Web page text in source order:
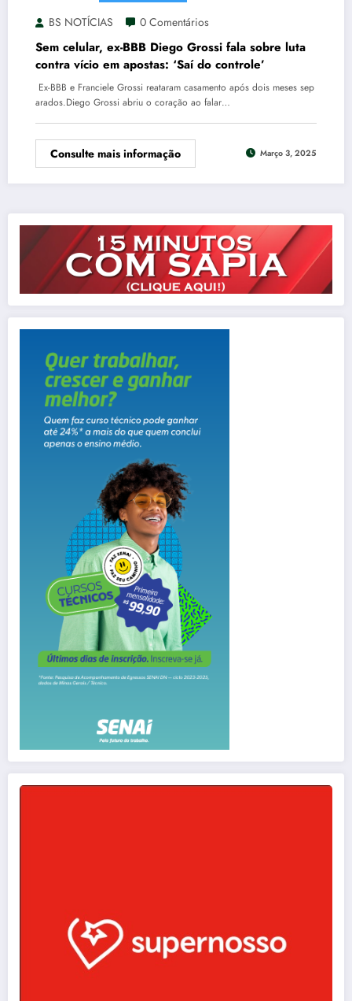
BS NOTÍCIAS 0 Comentários
Sem celular, ex-BBB Diego Grossi fala sobre luta
contra vício em apostas: ‘Saí do controle’
Ex-BBB e Franciele Grossi reataram casamento após dois meses sep
arados.Diego Grossi abriu o coração ao falar…
Consulte mais informação Março 3, 2025